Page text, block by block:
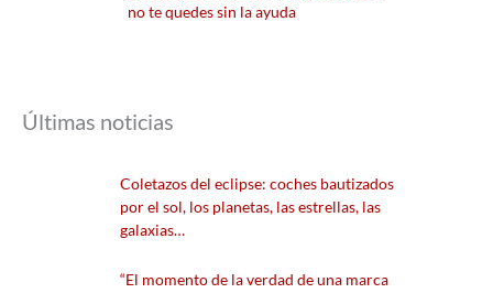
no te quedes sin la ayuda
Últimas noticias
Coletazos del eclipse: coches bautizados
por el sol, los planetas, las estrellas, las
galaxias…
“El momento de la verdad de una marca